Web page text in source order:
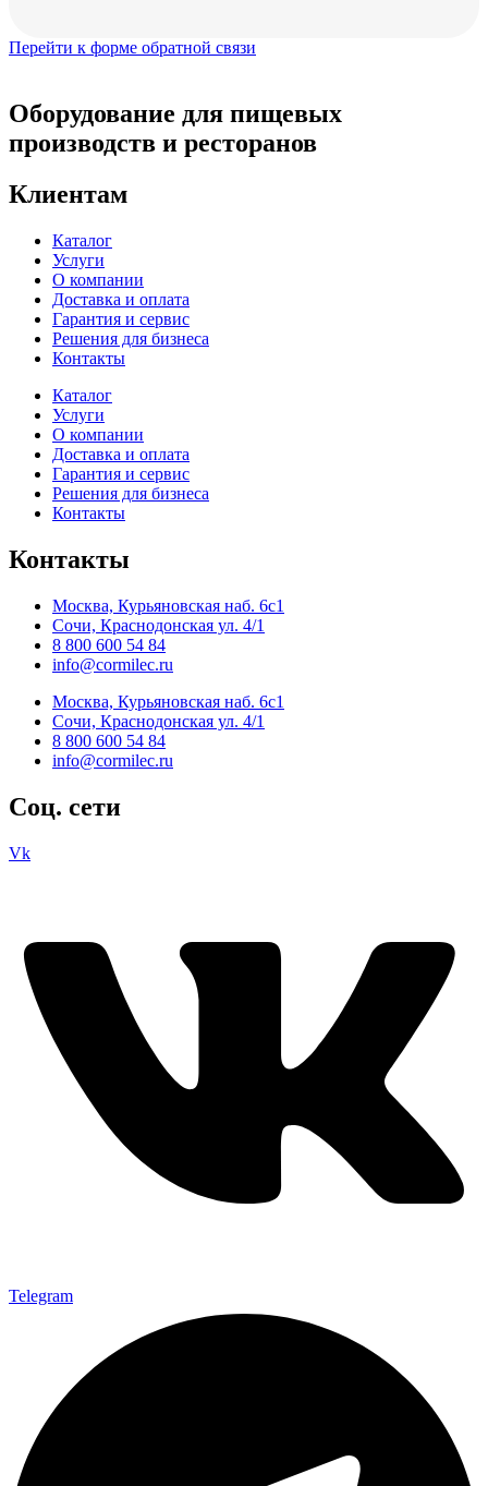
Перейти к форме обратной связи
Оборудование для пищевых
производств и ресторанов
Клиентам
Каталог
Услуги
О компании
Доставка и оплата
Гарантия и сервис
Решения для бизнеса
Контакты
Каталог
Услуги
О компании
Доставка и оплата
Гарантия и сервис
Решения для бизнеса
Контакты
Контакты
Москва, Курьяновская наб. 6с1
Сочи, Краснодонская ул. 4/1
8 800 600 54 84
info@cormilec.ru
Москва, Курьяновская наб. 6с1
Сочи, Краснодонская ул. 4/1
8 800 600 54 84
info@cormilec.ru
Соц. сети
Vk
Telegram